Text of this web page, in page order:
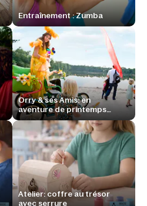
Entraînement : Zumba
Orry & ses Amis: en
aventure de printemps
avec...
Atelier: coffre au trésor
avec serrure